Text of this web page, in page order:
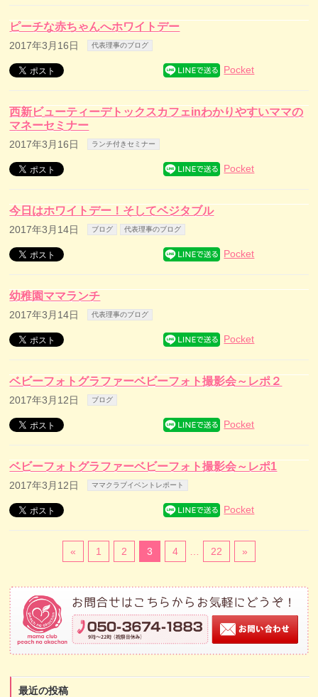
ピーチな赤ちゃんへホワイトデー
2017年3月16日 代表理事のブログ
Pocket
西新ビューティーデトックスカフェinわかりやすいママの
マネーセミナー
2017年3月16日 ランチ付きセミナー
Pocket
今日はホワイトデー！そしてベジタブル
2017年3月14日 ブログ 代表理事のブログ
Pocket
幼稚園ママランチ
2017年3月14日 代表理事のブログ
Pocket
ベビーフォトグラファーベビーフォト撮影会～レポ２
2017年3月12日 ブログ
Pocket
ベビーフォトグラファーベビーフォト撮影会～レポ1
2017年3月12日 ママクラブイベントレポート
Pocket
« 1 2 3 4 22 »
最近の投稿